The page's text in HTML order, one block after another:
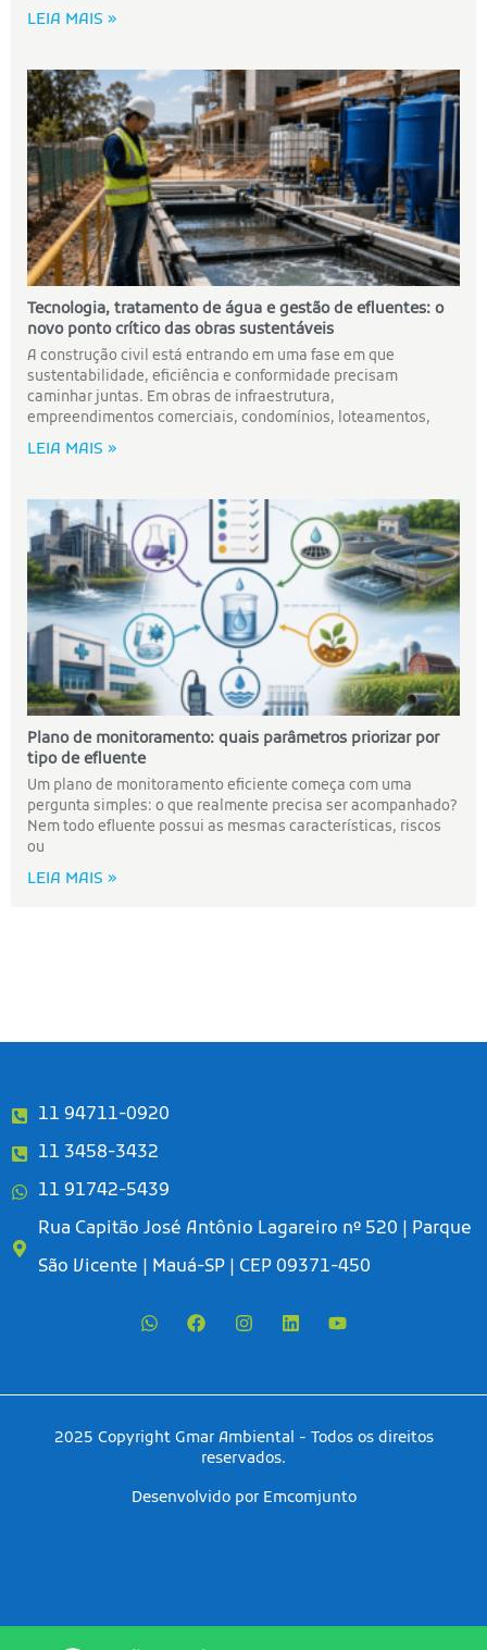
LEIA MAIS »
Tecnologia, tratamento de água e gestão de efluentes: o
novo ponto crítico das obras sustentáveis
A construção civil está entrando em uma fase em que
sustentabilidade, eficiência e conformidade precisam
caminhar juntas. Em obras de infraestrutura,
empreendimentos comerciais, condomínios, loteamentos,
LEIA MAIS »
Plano de monitoramento: quais parâmetros priorizar por
tipo de efluente
Um plano de monitoramento eficiente começa com uma
pergunta simples: o que realmente precisa ser acompanhado?
Nem todo efluente possui as mesmas características, riscos
ou
LEIA MAIS »
11 94711-0920
11 3458-3432
11 91742-5439
Rua Capitão José Antônio Lagareiro nº 520 | Parque
São Vicente | Mauá-SP | CEP 09371-450
2025 Copyright Gmar Ambiental - Todos os direitos
reservados.
Desenvolvido por Emcomjunto